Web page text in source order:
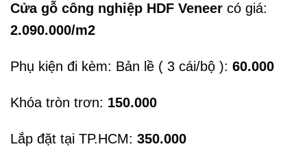
Cửa gỗ công nghiệp HDF Veneer có giá:
2.090.000/m2
Phụ kiện đi kèm: Bản lề ( 3 cái/bộ ): 60.000
Khóa tròn trơn: 150.000
Lắp đặt tại TP.HCM: 350.000